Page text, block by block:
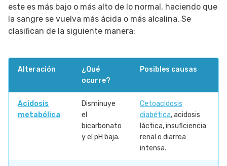
este es más bajo o más alto de lo normal, haciendo que
la sangre se vuelva más ácida o más alcalina. Se
clasifican de la siguiente manera:
Alteración
¿Qué
ocurre?
Posibles causas
Acidosis
metabólica
Disminuye
el
bicarbonato
y el pH baja.
Cetoacidosis
diabética, acidosis
láctica, insuficiencia
renal o diarrea
intensa.